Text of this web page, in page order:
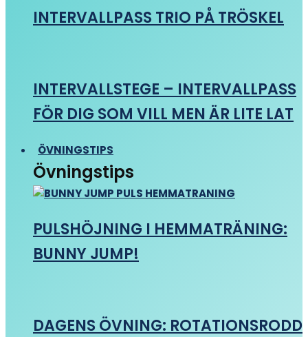
INTERVALLPASS TRIO PÅ TRÖSKEL
INTERVALLSTEGE – INTERVALLPASS
FÖR DIG SOM VILL MEN ÄR LITE LAT
ÖVNINGSTIPS
Övningstips
PULSHÖJNING I HEMMATRÄNING:
BUNNY JUMP!
DAGENS ÖVNING: ROTATIONSRODD